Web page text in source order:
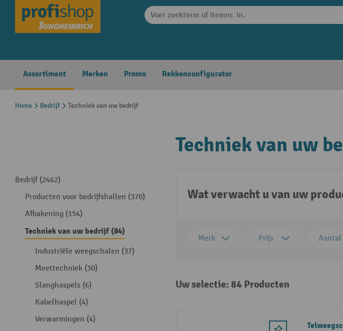
Skip to main navigation
Assortiment Merken Promo Rekkenconfigurator
Home Bedrijf Techniek van uw bedrijf
Bedrijf (2462)
Producten voor bedrijfshallen (370)
Afbakening (154)
Techniek van uw bedrijf (84)
Industriële weegschalen (37)
Meettechniek (30)
Slanghaspels (6)
Kabelhaspel (4)
Verwarmingen (4)
Techniek van uw
Wat verwacht u van uw
Merk Prijs Aantal
Uw selectie: 84 Producten